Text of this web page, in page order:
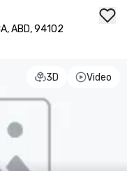
ABD, 94102
3D Video